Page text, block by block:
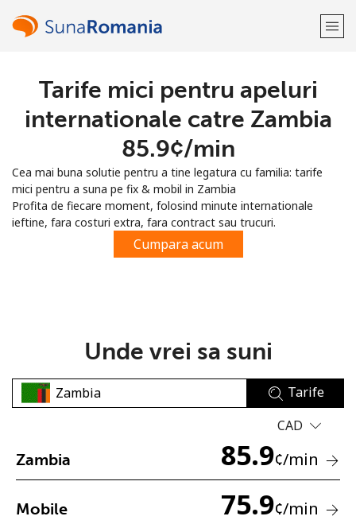
Bine-ai venit!
Inregistreaza-te cu
Lipsa parola
Minim 8 litere
Tarife mici pentru apeluri
internationale catre Zambia
⁦85.9¢⁩/min
Cea mai buna solutie pentru a tine legatura cu familia: tarife
mici pentru a suna pe fix & mobil in Zambia
Profita de fiecare moment, folosind minute internationale
ieftine, fara costuri extra, fara contract sau trucuri.
Cumpara acum
Unde vrei sa suni
Tarife
CAD
Zambia 85.9¢/min
Mobile 75.9¢/min